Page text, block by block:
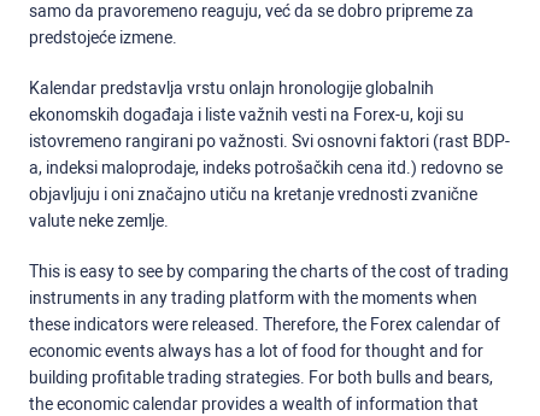
samo da pravoremeno reaguju, već da se dobro pripreme za
predstojeće izmene.
Kalendar predstavlja vrstu onlajn hronologije globalnih
ekonomskih događaja i liste važnih vesti na Forex-u, koji su
istovremeno rangirani po važnosti. Svi osnovni faktori (rast BDP-
a, indeksi maloprodaje, indeks potrošačkih cena itd.) redovno se
objavljuju i oni značajno utiču na kretanje vrednosti zvanične
valute neke zemlje.
This is easy to see by comparing the charts of the cost of trading
instruments in any trading platform with the moments when
these indicators were released. Therefore, the Forex calendar of
economic events always has a lot of food for thought and for
building profitable trading strategies. For both bulls and bears,
the economic calendar provides a wealth of information that